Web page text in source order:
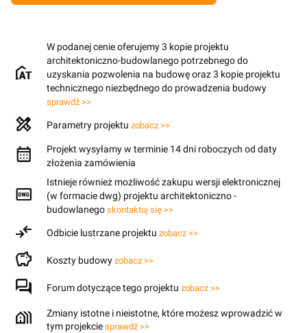
W podanej cenie oferujemy 3 kopie projektu
architektoniczno-budowlanego potrzebnego do
uzyskania pozwolenia na budowę oraz 3 kopie projektu
technicznego niezbędnego do prowadzenia budowy
sprawdź >>
Parametry projektu zobacz >>
Projekt wysyłamy w terminie 14 dni roboczych od daty
złożenia zamówienia
Istnieje również możliwość zakupu wersji elektronicznej
(w formacie dwg) projektu architektoniczno -
budowlanego skontaktuj się >>
Odbicie lustrzane projektu zobacz >>
Koszty budowy zobacz >>
Forum dotyczące tego projektu zobacz >>
Zmiany istotne i nieistotne, które możesz wprowadzić w
tym projekcie sprawdź >>